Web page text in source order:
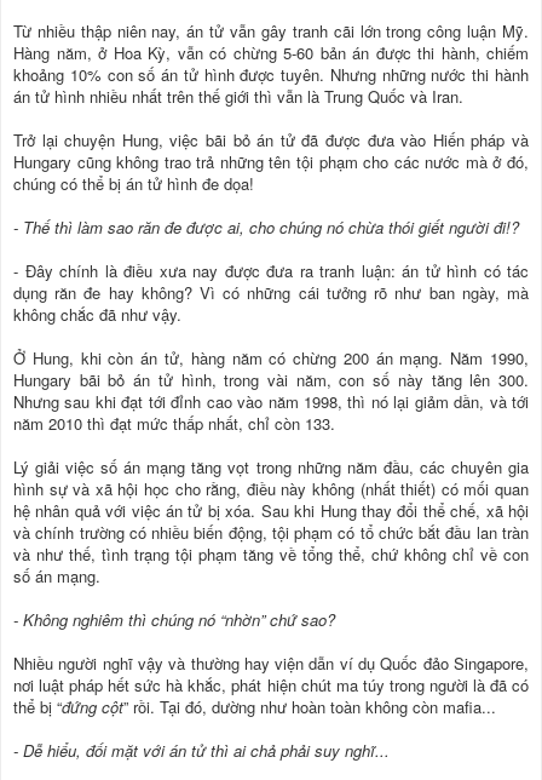
Từ nhiều thập niên nay, án tử vẫn gây tranh cãi lớn trong công luận Mỹ.
Hàng năm, ở Hoa Kỳ, vẫn có chừng 5-60 bản án được thi hành, chiếm
khoảng 10% con số án tử hình được tuyên. Nhưng những nước thi hành
án tử hình nhiều nhất trên thế giới thì vẫn là Trung Quốc và Iran.
Trở lại chuyện Hung, việc bãi bỏ án tử đã được đưa vào Hiến pháp và
Hungary cũng không trao trả những tên tội phạm cho các nước mà ở đó,
chúng có thể bị án tử hình đe dọa!
- Thế thì làm sao răn đe được ai, cho chúng nó chừa thói giết người đi!?
- Đây chính là điều xưa nay được đưa ra tranh luận: án tử hình có tác
dụng răn đe hay không? Vì có những cái tưởng rõ như ban ngày, mà
không chắc đã như vậy.
Ở Hung, khi còn án tử, hàng năm có chừng 200 án mạng. Năm 1990,
Hungary bãi bỏ án tử hình, trong vài năm, con số này tăng lên 300.
Nhưng sau khi đạt tới đỉnh cao vào năm 1998, thì nó lại giảm dần, và tới
năm 2010 thì đạt mức thấp nhất, chỉ còn 133.
Lý giải việc số án mạng tăng vọt trong những năm đầu, các chuyên gia
hình sự và xã hội học cho rằng, điều này không (nhất thiết) có mối quan
hệ nhân quả với việc án tử bị xóa. Sau khi Hung thay đổi thể chế, xã hội
và chính trường có nhiều biến động, tội phạm có tổ chức bắt đầu lan tràn
và như thế, tình trạng tội phạm tăng về tổng thể, chứ không chỉ về con
số án mạng.
- Không nghiêm thì chúng nó “nhờn” chứ sao?
Nhiều người nghĩ vậy và thường hay viện dẫn ví dụ Quốc đảo Singapore,
nơi luật pháp hết sức hà khắc, phát hiện chút ma túy trong người là đã có
thể bị “đứng cột” rồi. Tại đó, dường như hoàn toàn không còn mafia...
- Dễ hiểu, đối mặt với án tử thì ai chả phải suy nghĩ...